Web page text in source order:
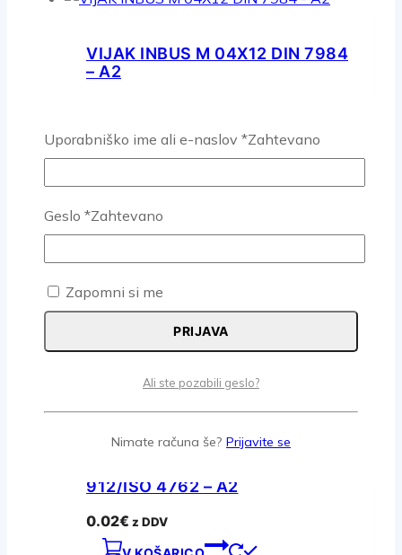
VIJAK INBUS M 04X12 DIN 7984
– A2
V KOŠARICO
VIJAK INBUS M 04X35 DIN
0.13€z DDV
912/ISO 4762 – A2
0.02€ z DDV
Uporabniško ime ali e-naslov *Zahtevano
Geslo *Zahtevano
Zapomni si me
PRIJAVA
Ali ste pozabili geslo?
Nimate računa še? Prijavite se